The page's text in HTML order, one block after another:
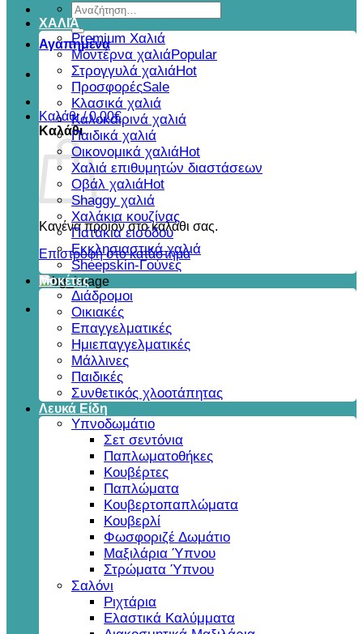
Αναζήτηση
για:
Αγαπημένα
Καλάθι /0,00€
Καλάθι
Κανένα προϊόν στο καλάθι σας.
Επιστροφή στο κατάστημα
ΧΑΛΙΆ
Premium Χαλιά
Μοντέρνα χαλιά
Στρογγυλά χαλιά
Προσφορές
Κλασικά χαλιά
Καλοκαιρινά χαλιά
Παιδικά χαλιά
Οικονομικά χαλιά
Χαλιά επιθυμητών διαστάσεων
Οβάλ χαλιά
Shaggy χαλιά
Χαλάκια κουζίνας
Πατάκια εισόδου
Εκκλησιαστικά χαλιά
Sheepskin-Γούνες
Μοκέτες
Διάδρομοι
Οικιακές
Επαγγελματικές
Ημιεπαγγελματικές
Μάλλινες
Παιδικές
Συνθετικός χλοοτάπητας
Λευκά Είδη
Υπνοδωμάτιο
Σετ σεντόνια
Παπλωματοθήκες
Κουβέρτες
Παπλώματα
Κουβερτοπαπλώματα
Κουβερλί
Φωσφοριζέ Δωμάτιο
Μαξιλάρια Ύπνου
Στρώματα Ύπνου
Σαλόνι
Ριχτάρια
Ελαστικά Καλύμματα